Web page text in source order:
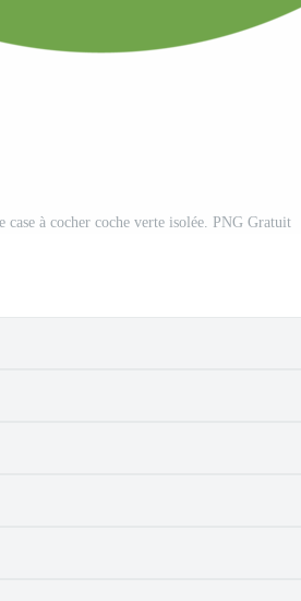
case à cocher coche verte isolée. PNG Gratuit